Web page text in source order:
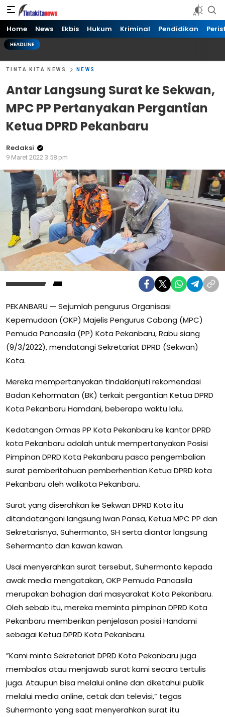
Tinta kita News
Informasi Terkini
Home News Ekbis Hukum Kriminal Pendidikan
HEADLINE
TINTA KITA NEWS NEWS
Antar Langsung Surat ke Sekwan,
MPC PP Pertanyakan Pergantian
Ketua DPRD Pekanbaru
Redaksi
9 Maret 2022 3:58 pm
PEKANBARU — Sejumlah pengurus Organisasi
Kepemudaan (OKP) Majelis Pengurus Cabang (MPC)
Pemuda Pancasila (PP) Kota Pekanbaru, Rabu siang
(9/3/2022), mendatangi Sekretariat DPRD (Sekwan)
Kota.
Mereka mempertanyakan tindaklanjuti rekomendasi
Badan Kehormatan (BK) terkait pergantian Ketua DPRD
Kota Pekanbaru Hamdani, beberapa waktu lalu.
Kedatangan Ormas PP Kota Pekanbaru ke kantor DPRD
kota Pekanbaru adalah untuk mempertanyakan Posisi
Pimpinan DPRD Kota Pekanbaru pasca pengembalian
surat pemberitahuan pemberhentian Ketua DPRD kota
Pekanbaru oleh walikota Pekanbaru.
Surat yang diserahkan ke Sekwan DPRD Kota itu
ditandatangani langsung Iwan Pansa, Ketua MPC PP dan
Sekretarisnya, Suhermanto, SH serta diantar langsung
Sehermanto dan kawan kawan.
Usai menyerahkan surat tersebut, Suhermanto kepada
awak media mengatakan, OKP Pemuda Pancasila
merupakan bahagian dari masyarakat Kota Pekanbaru.
Oleh sebab itu, mereka meminta pimpinan DPRD Kota
Pekanbaru memberikan penjelasan posisi Handami
sebagai Ketua DPRD Kota Pekanbaru.
”Kami minta Sekretariat DPRD Kota Pekanbaru juga
membalas atau menjawab surat kami secara tertulis
juga. Ataupun bisa melalui online dan diketahui publik
melalui media online, cetak dan televisi,” tegas
Suhermanto yang saat menyerahkan surat itu